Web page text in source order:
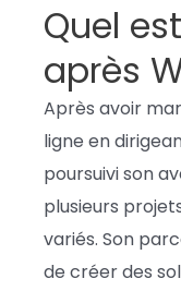
Quel
après
Après avoir
ligne en
poursuivi son
plusieurs
variés. Son
de créer des